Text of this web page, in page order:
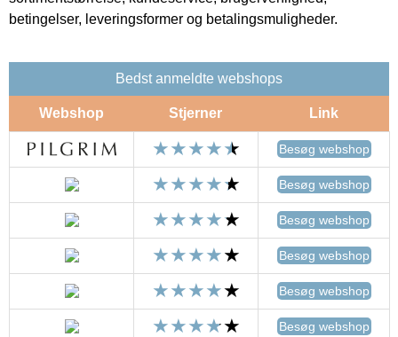
betingelser, leveringsformer og betalingsmuligheder.
Bedst anmeldte webshops
Webshop Stjerner Link
Besøg webshop
Besøg webshop
Besøg webshop
Besøg webshop
Besøg webshop
Besøg webshop